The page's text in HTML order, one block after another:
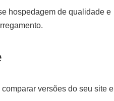
hospedagem de qualidade e
versões do seu site e